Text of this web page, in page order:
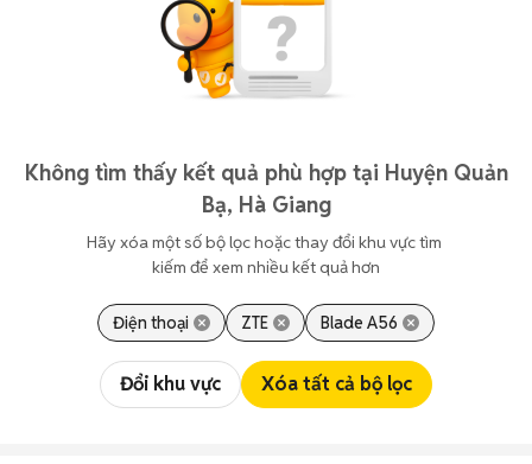
Không tìm thấy kết quả phù hợp tại Huyện Quản
Bạ, Hà Giang
Hãy xóa một số bộ lọc hoặc thay đổi khu vực tìm
kiếm để xem nhiều kết quả hơn
Điện thoại ZTE Blade A56
Đổi khu vực Xóa tất cả bộ lọc